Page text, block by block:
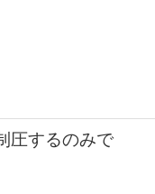
圧するのみで